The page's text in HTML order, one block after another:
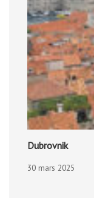
Dubrovnik
30 mars 2025